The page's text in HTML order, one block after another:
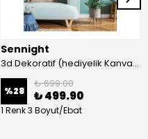
Sennight
3d Dekoratif (hediyelik Kanvas Tablo)
%28
₺ 699.00
₺ 499.90
1 Renk 3 Boyut/Ebat